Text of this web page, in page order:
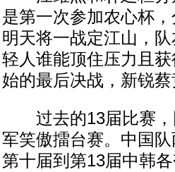
是第一次参加农心杯
明天将一战定江山，
轻人谁能顶住压力且
始的最后决战，新锐蔡
过去的13届比赛，
军笑傲擂台赛。中国
第十届到第13届中韩